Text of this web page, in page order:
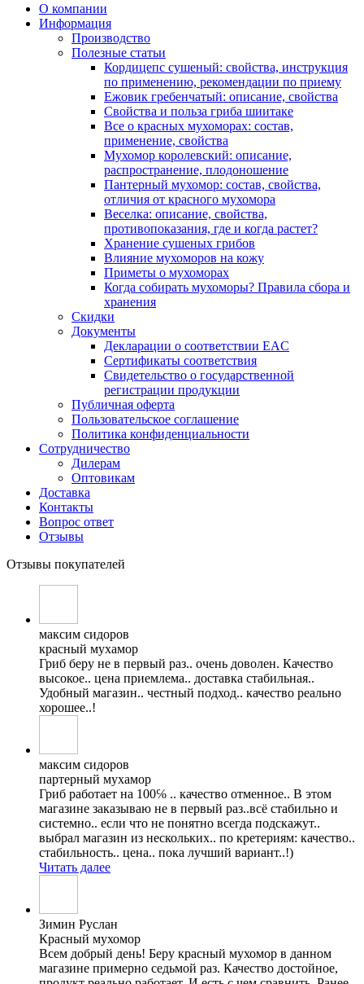
О компании
Информация
Производство
Полезные статьи
Кордицепс сушеный: свойства, инструкция
по применению, рекомендации по приему
Ежовик гребенчатый: описание, свойства
Свойства и польза гриба шиитаке
Все о красных мухоморах: состав,
применение, свойства
Мухомор королевский: описание,
распространение, плодоношение
Пантерный мухомор: состав, свойства,
отличия от красного мухомора
Веселка: описание, свойства,
противопоказания, где и когда растет?
Хранение сушеных грибов
Влияние мухоморов на кожу
Приметы о мухоморах
Когда собирать мухоморы? Правила сбора и
хранения
Скидки
Документы
Декларации о соответствии EAC
Сертификаты соответствия
Свидетельство о государственной
регистрации продукции
Публичная оферта
Пользовательское соглашение
Политика конфиденциальности
Сотрудничество
Дилерам
Оптовикам
Доставка
Контакты
Вопрос ответ
Отзывы
Отзывы покупателей
максим сидоров
красный мухамор
Гриб беру не в первый раз.. очень доволен. Качество
высокое.. цена приемлема.. доставка стабильная..
Удобный магазин.. честный подход.. качество реально
хорошее..!
максим сидоров
партерный мухамор
Гриб работает на 100℅ .. качество отменное.. В этом
магазине заказываю не в первый раз..всë стабильно и
системно.. если что не понятно всегда подскажут..
выбрал магазин из нескольких.. по кретериям: качество..
стабильность.. цена.. пока лучший вариант..!)
Читать далее
Зимин Руслан
Красный мухомор
Всем добрый день! Беру красный мухомор в данном
магазине примерно седьмой раз. Качество достойное,